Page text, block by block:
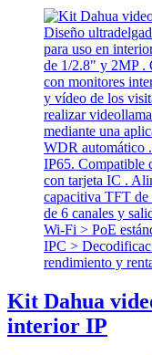
Kit Dahua
interior IP